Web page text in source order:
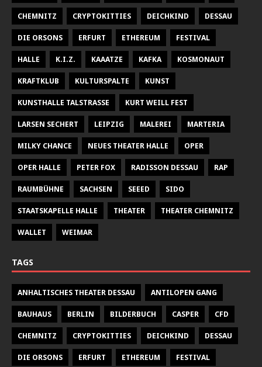
CHEMNITZ CRYPTOKITTIES DEICHKIND DESSAU
DIE ORSONS ERFURT ETHEREUM FESTIVAL
HALLE K.I.Z. KAAATZE KAFKA KOSMONAUT
KRAFTKLUB KULTURSPALTE KUNST
KUNSTHALLE TALSTRASSE KURT WEILL FEST
LARSEN SECHERT LEIPZIG MALEREI MARTERIA
MILKY CHANCE NEUES THEATER HALLE OPER
OPER HALLE PETER FOX RADISSON DESSAU RAP
RAUMBÜHNE SACHSEN SEEED SIDO
STAATSKAPELLE HALLE THEATER THEATER CHEMNITZ
WALLET WEIMAR
TAGS
ANHALTISCHES THEATER DESSAU ANTILOPEN GANG
BAUHAUS BERLIN BILDERBUCH CASPER CFD
CHEMNITZ CRYPTOKITTIES DEICHKIND DESSAU
DIE ORSONS ERFURT ETHEREUM FESTIVAL